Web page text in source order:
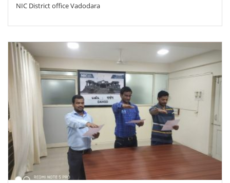
NIC District office Vadodara